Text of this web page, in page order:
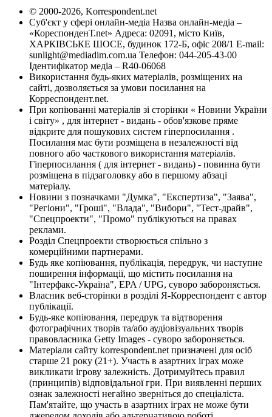
© 2000-2026, Korrespondent.net
Суб'єкт у сфері онлайн-медіа Назва онлайн-медіа –
«КореспонденТ.net» Адреса: 02091, місто Київ,
ХАРКІВСЬКЕ ШОСЕ, будинок 172-Б, офіс 208/1 E-mail:
sunlight@mediadim.com.ua Телефон: 044-205-43-00
Ідентифікатор медіа – R40-06068
Використання будь-яких матеріалів, розміщених на
сайті, дозволяється за умови посилання на
Корреспондент.net.
При копіюванні матеріалів зі сторінки « Новини України
і світу» , для інтернет - видань - обов'язкове пряме
відкрите для пошукових систем гіперпосилання .
Посилання має бути розміщена в незалежності від
повного або часткового використання матеріалів.
Гіперпосилання ( для інтернет - видань) - повинна бути
розміщена в підзаголовку або в першому абзаці
матеріалу.
Новини з позначками "Думка", "Експертиза", "Заява",
"Регіони", "Гроші", "Влада", "Вибори", "Тест-драйв",
"Спецпроекти", "Промо" публікуються на правах
реклами.
Розділ Спецпроекти створюється спільно з
комерційними партнерами.
Будь яке копіювання, публікація, передрук, чи наступне
поширення інформації, що містить посилання на
"Інтерфакс-Україна", EPA / UPG, суворо забороняється.
Власник веб-сторінки в розділі Я-Корреспондент є автор
публікації.
Будь-яке копіювання, передрук та відтворення
фотографічних творів та/або аудіовізуальних творів
правовласника Getty Images - суворо забороняється.
Матеріали сайту korrespondent.net призначені для осіб
старше 21 року (21+). Участь в азартних іграх може
викликати ігрову залежність. Дотримуйтесь правил
(принципів) відповідальної гри. При виявленні перших
ознак залежності негайно зверніться до спеціаліста.
Пам'ятайте, що участь в азартних іграх не може бути